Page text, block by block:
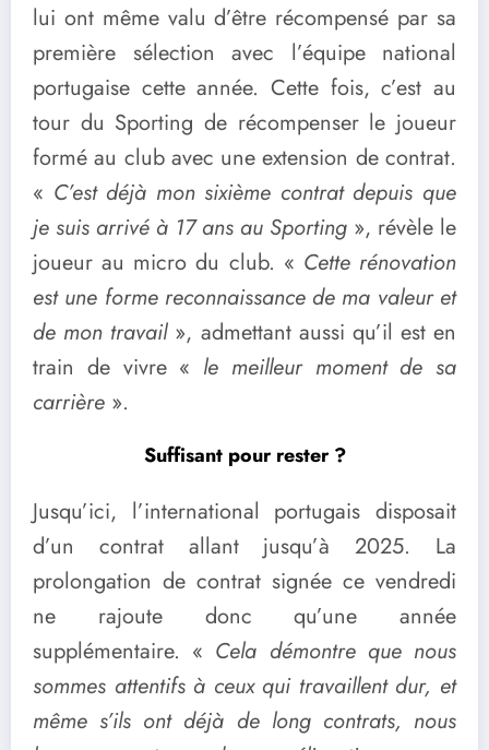
lui ont même valu d’être récompensé par sa
première sélection avec l’équipe national
portugaise cette année. Cette fois, c’est au
tour du Sporting de récompenser le joueur
formé au club avec une extension de contrat.
« C’est déjà mon sixième contrat depuis que
je suis arrivé à 17 ans au Sporting », révèle le
joueur au micro du club. « Cette rénovation
est une forme reconnaissance de ma valeur et
de mon travail », admettant aussi qu’il est en
train de vivre « le meilleur moment de sa
carrière ».
Suffisant pour rester ?
Jusqu’ici, l’international portugais disposait
d’un contrat allant jusqu’à 2025. La
prolongation de contrat signée ce vendredi
ne rajoute donc qu’une année
supplémentaire. « Cela démontre que nous
sommes attentifs à ceux qui travaillent dur, et
même s’ils ont déjà de long contrats, nous